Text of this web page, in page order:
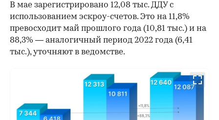
В мае зарегистрировано 12,08 тыс. ДДУ с
использованием эскроу-счетов. Это на 11,8%
превосходит май прошлого года (10,81 тыс.) и на
88,3% — аналогичный период 2022 года (6,41
тыс.), уточняют в ведомстве.